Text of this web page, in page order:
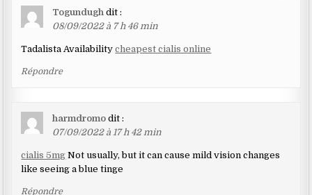
Togundugh dit :
08/09/2022 à 7 h 46 min
Tadalista Availabilitycheapest cialis online
Répondre
harmdromo dit :
07/09/2022 à 17 h 42 min
cialis 5mg Not usually, but it can cause mild vision changes
like seeing a blue tinge
Répondre